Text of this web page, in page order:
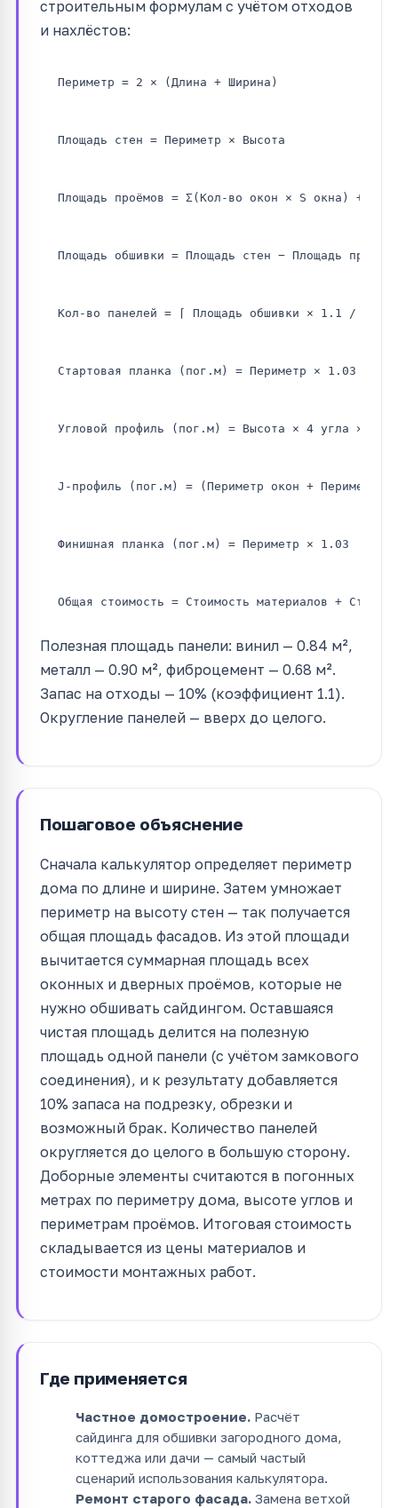
строительным формулам с учётом отходов
и нахлёстов:
Периметр = 2 × (Длина + Ширина)
Площадь стен = Периметр × Высота
Площадь проёмов = Σ(Кол-во окон × S окна) +
Площадь обшивки = Площадь стен − Площадь проёмов
Кол-во панелей = ⌈ Площадь обшивки × 1.1 /
Стартовая планка (пог.м) = Периметр × 1.03
Угловой профиль (пог.м) = Высота × 4 угла × 1.03
J-профиль (пог.м) = (Периметр окон + Периметр
Финишная планка (пог.м) = Периметр × 1.03
Общая стоимость = Стоимость материалов +
Полезная площадь панели: винил — 0.84 м²,
металл — 0.90 м², фиброцемент — 0.68 м².
Запас на отходы — 10% (коэффициент 1.1).
Округление панелей — вверх до целого.
Пошаговое объяснение
Сначала калькулятор определяет периметр
дома по длине и ширине. Затем умножает
периметр на высоту стен — так получается
общая площадь фасадов. Из этой площади
вычитается суммарная площадь всех
оконных и дверных проёмов, которые не
нужно обшивать сайдингом. Оставшаяся
чистая площадь делится на полезную
площадь одной панели (с учётом замкового
соединения), и к результату добавляется
10% запаса на подрезку, обрезки и
возможный брак. Количество панелей
округляется до целого в большую сторону.
Доборные элементы считаются в погонных
метрах по периметру дома, высоте углов и
периметрам проёмов. Итоговая стоимость
складывается из цены материалов и
стоимости монтажных работ.
Где применяется
Частное домостроение. Расчёт
сайдинга для обшивки загородного дома,
коттеджа или дачи — самый частый
сценарий использования калькулятора.
Ремонт старого фасада. Замена ветхой